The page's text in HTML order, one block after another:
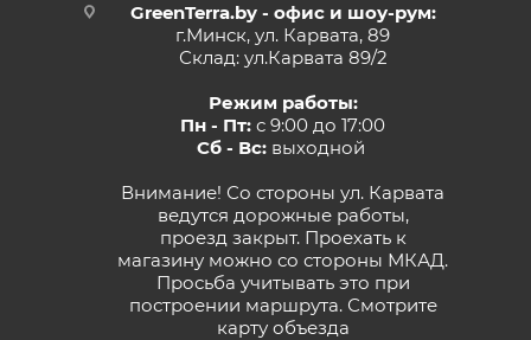
GreenTerra.by - офис и шоу-рум:
г.Минск, ул. Карвата, 89
Склад: ул.Карвата 89/2
Режим работы:
Пн - Пт: с 9:00 до 17:00
Сб - Вс:выходной
Внимание! Со стороны ул. Карвата
ведутся дорожные работы,
проезд закрыт. Проехать к
магазину можно со стороны МКАД.
Просьба учитывать это при
построении маршрута. Смотрите
карту объезда